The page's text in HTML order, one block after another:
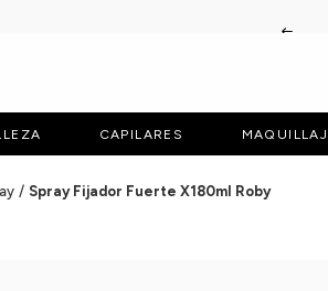
CAPILARES
Spray Fijador Fuerte X180ml Roby